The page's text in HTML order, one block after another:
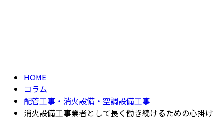
HOME
コラム
配管工事・消火設備・空調設備工事
消火設備工事業者として長く働き続けるための心掛け